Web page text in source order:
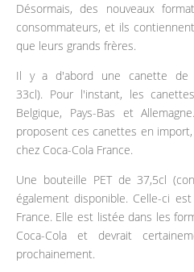
Désormais, des nouveaux
consommateurs, et ils
que leurs grands frères.
Il y a d'abord une canette de
33cl). Pour l'instant, les
Belgique, Pays-Bas et
proposent ces canettes en
chez Coca-Cola France.
Une bouteille PET de 37,5cl
également disponible. Celle-ci
France. Elle est listée dans les
Coca-Cola et devrait
prochainement.